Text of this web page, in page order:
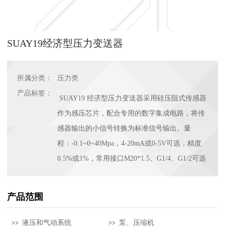
SUAY19经济型压力变送器
所属分类：
压力类
产品标签：
SUAY19 经济型压力变送器采用硅压阻式传感器
作为感压芯片，配合专用的数字集成电路，将传
感器输出的小信号转换为标准信号输出。量
程：-0.1~0~40Mpa，4-20mA或0-5V可选，精度
0.5%或1%，常用接口M20*1.5、G1/4、G1/2可选
产品范围
液压和气动系统
泵、压缩机